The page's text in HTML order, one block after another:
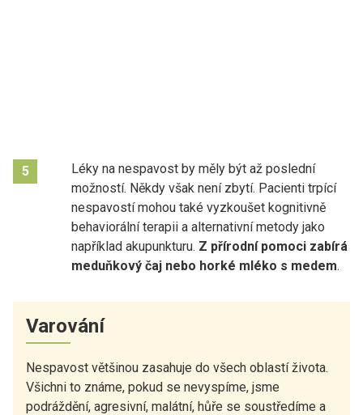
5
Léky na nespavost by měly být až poslední
možností. Někdy však není zbytí. Pacienti trpící
nespavostí mohou také vyzkoušet kognitivně
behaviorální terapii a alternativní metody jako
například akupunkturu. Z přírodní pomoci zabírá
meduňkový čaj nebo horké mléko s medem.
Varování
Nespavost většinou zasahuje do všech oblastí života.
Všichni to známe, pokud se nevyspíme, jsme
podráždění, agresivní, malátní, hůře se soustředíme a